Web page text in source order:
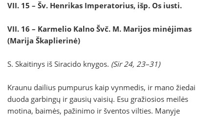
VII. 15 – Šv. Henrikas Imperatorius, išp. Os iusti.
VII. 16 – Karmelio Kalno Švč. M. Marijos minėjimas
(Marija Škaplierinė)
S. Skaitinys iš Siracido knygos. (Sir 24, 23–31)
Kraunu dailius pumpurus kaip vynmedis, ir mano žiedai
duoda garbingų ir gausių vaisių. Esu gražiosios meilės
motina, baimės, pažinimo ir šventos vilties. Manyje